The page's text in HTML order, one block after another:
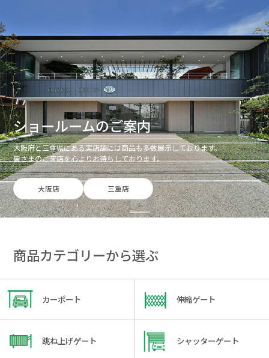
ショールームのご案内
大阪府と三重県にある実店舗には商品も多数展示しております。
皆さまのご来店を心よりお待ちしております。
大阪店 三重店
商品カテゴリーから選ぶ
カーポート 伸縮ゲート
跳ね上げゲート シャッターゲート